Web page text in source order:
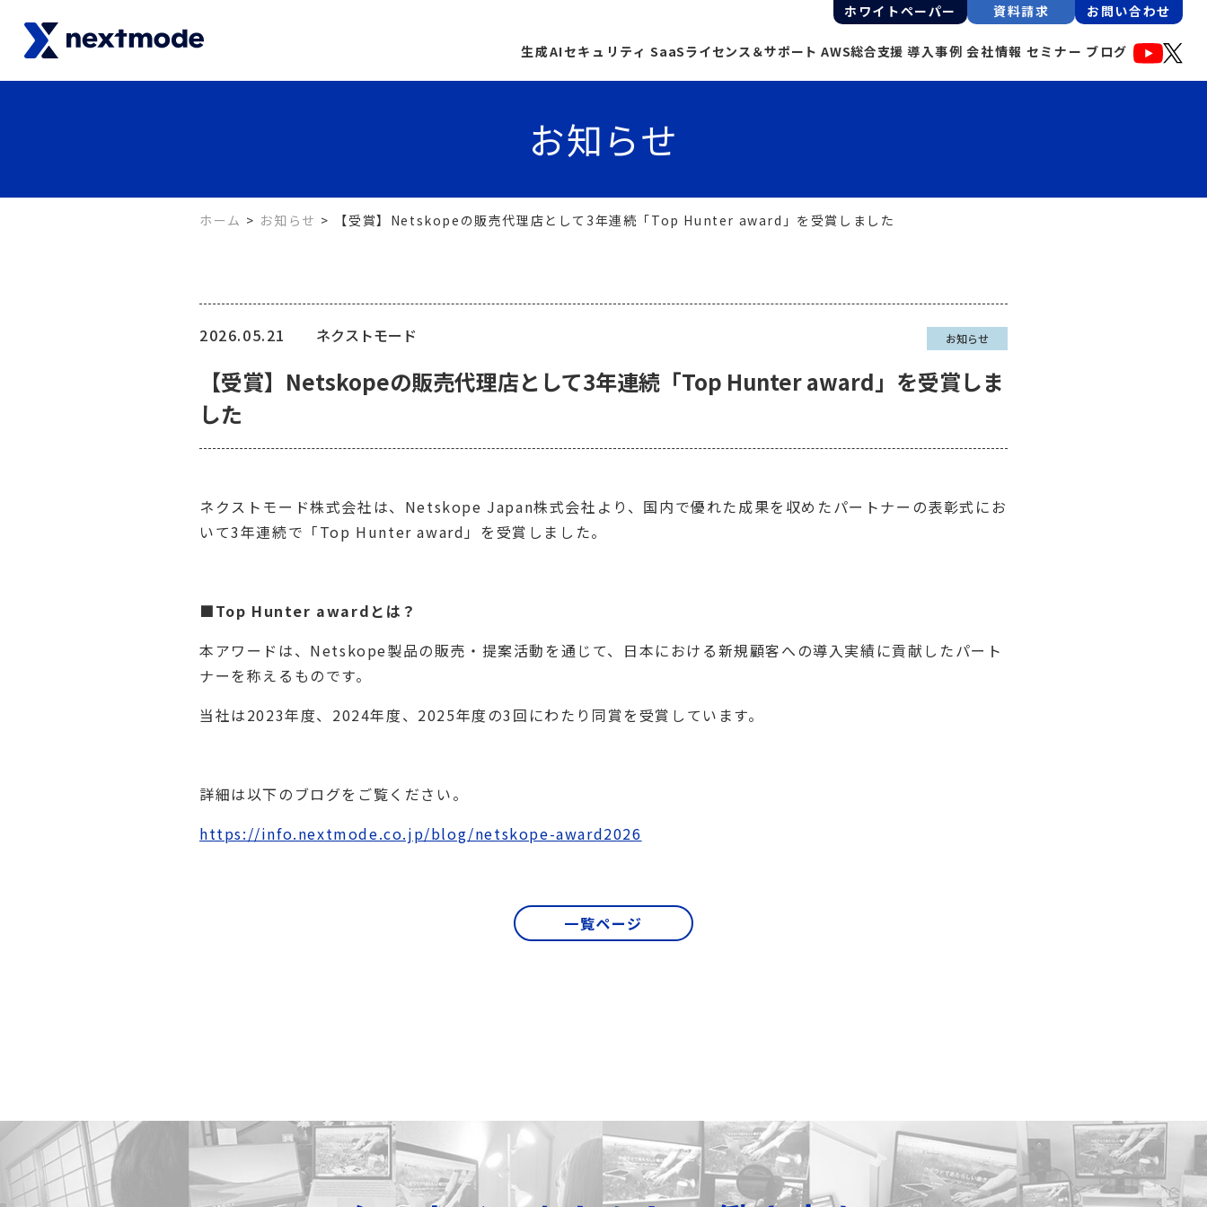
生成AIセキュリティ SaaSライセンス＆サポート AWS総合支援 導入事例 会社情報 セミナー ブログ
お問い合わせ
資料請求
ホワイトペーパー
お知らせ
ホーム お知らせ 【受賞】Netskopeの販売代理店として3年連続「Top Hunter award」を受賞しました
お知らせ
2026.05.21 ネクストモード
【受賞】Netskopeの販売代理店として3年連続「Top Hunter award」を受賞しま
した
ネクストモード株式会社は、Netskope Japan株式会社より、国内で優れた成果を収めたパートナーの表彰式にお
いて3年連続で「Top Hunter award」を受賞しました。
■Top Hunter awardとは？
本アワードは、Netskope製品の販売・提案活動を通じて、日本における新規顧客への導入実績に貢献したパート
ナーを称えるものです。
当社は2023年度、2024年度、2025年度の3回にわたり同賞を受賞しています。
詳細は以下のブログをご覧ください。
https://info.nextmode.co.jp/blog/netskope-award2026
一覧ページ